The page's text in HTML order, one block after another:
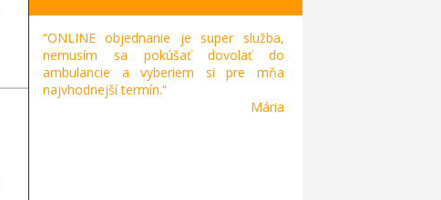
“ONLINE objednanie je super služba,
nemusím sa pokúšať dovolať do
ambulancie a vyberiem si pre mňa
najvhodnejší termín.“
Mária